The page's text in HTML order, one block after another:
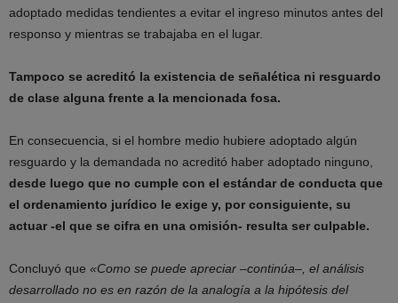
adoptado medidas tendientes a evitar el ingreso minutos antes del
responso y mientras se trabajaba en el lugar.
Tampoco se acreditó la existencia de señalética ni resguardo
de clase alguna frente a la mencionada fosa.
En consecuencia, si el hombre medio hubiere adoptado algún
resguardo y la demandada no acreditó haber adoptado ninguno,
desde luego que no cumple con el estándar de conducta que
el ordenamiento jurídico le exige y, por consiguiente, su
actuar -el que se cifra en una omisión- resulta ser culpable.
Concluyó que «Como se puede apreciar –continúa–, el análisis
desarrollado no es en razón de la analogía a la hipótesis del